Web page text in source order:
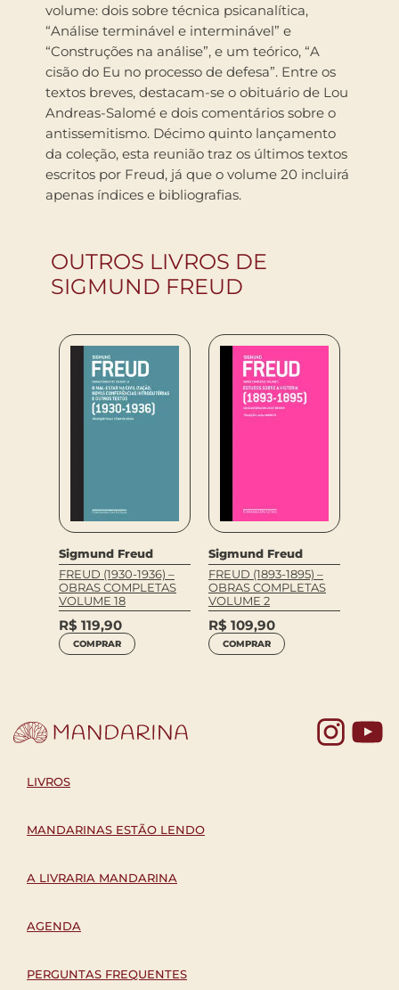
volume: dois sobre técnica psicanalítica,
“Análise terminável e interminável” e
“Construções na análise”, e um teórico, “A
cisão do Eu no processo de defesa”. Entre os
textos breves, destacam-se o obituário de Lou
Andreas-Salomé e dois comentários sobre o
antissemitismo. Décimo quinto lançamento
da coleção, esta reunião traz os últimos textos
escritos por Freud, já que o volume 20 incluirá
apenas índices e bibliografias.
OUTROS LIVROS DE
SIGMUND FREUD
Sigmund Freud
FREUD (1930-1936) –
OBRAS COMPLETAS
VOLUME 18
R$ 119,90
COMPRAR
Sigmund Freud
FREUD (1893-1895) –
OBRAS COMPLETAS
VOLUME 2
R$ 109,90
COMPRAR
LIVROS
MANDARINAS ESTÃO LENDO
A LIVRARIA MANDARINA
AGENDA
PERGUNTAS FREQUENTES